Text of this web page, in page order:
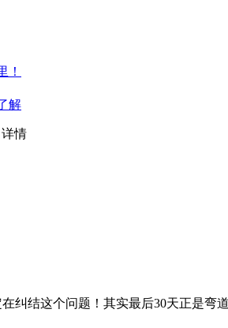
！
解
情
纠结这个问题！其实最后30天正是